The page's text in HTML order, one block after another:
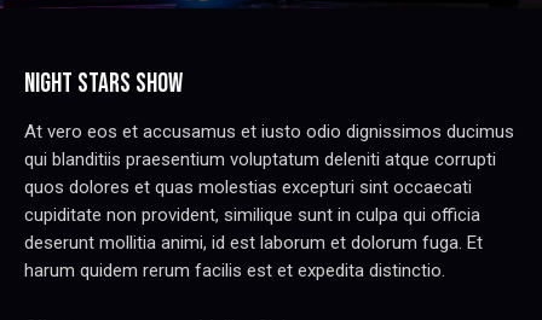
NIGHT STARS SHOW
At vero eos et accusamus et iusto odio dignissimos ducimus
qui blanditiis praesentium voluptatum deleniti atque corrupti
quos dolores et quas molestias excepturi sint occaecati
cupiditate non provident, similique sunt in culpa qui officia
deserunt mollitia animi, id est laborum et dolorum fuga. Et
harum quidem rerum facilis est et expedita distinctio.